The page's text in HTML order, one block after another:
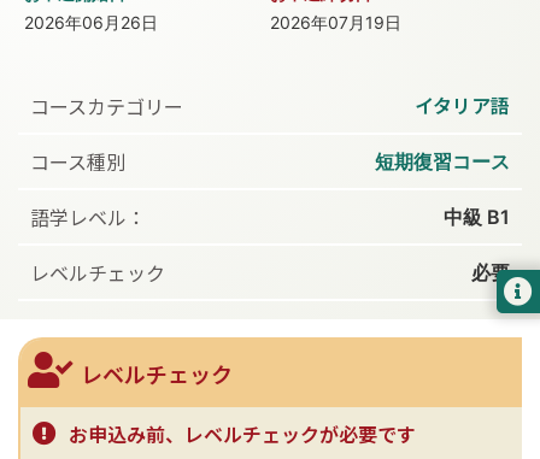
2026年06月26日
2026年07月19日
コースカテゴリー
イタリア語
コース種別
短期復習コース
語学レベル： 中級 B1
レベルチェック 必要
レベルチェック
お申込み前、レベルチェックが必要です